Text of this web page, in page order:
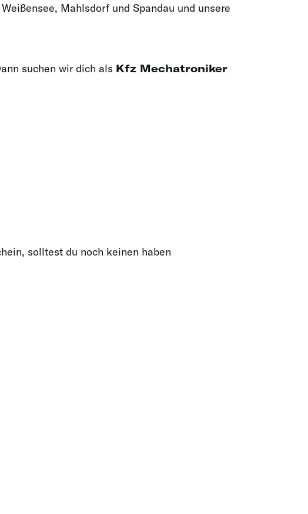
Mahlsdorf und Spandau und unsere
suchen wir dich als Kfz Mechatroniker
solltest du noch keinen haben